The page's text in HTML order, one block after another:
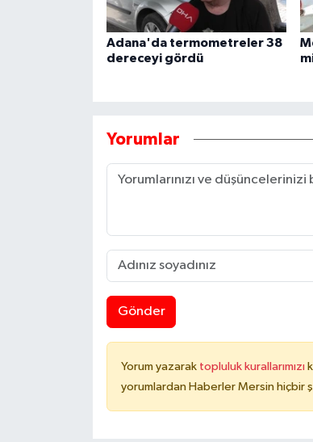
Adana'da termometreler 38
dereceyi gördü
Yorumlar
Gönder
Yorum yazarak topluluk kurallarımızı
yorumlardan Haberler Mersin hiçbir